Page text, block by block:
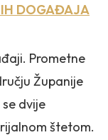
DOGAĐAJA
Prometne
Županije
dvije
štetom.